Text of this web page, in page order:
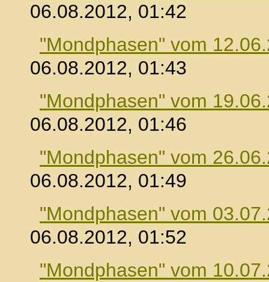
06.08.2012, 01:42
"Mondphasen" vom
06.08.2012, 01:43
"Mondphasen" vom
06.08.2012, 01:46
"Mondphasen" vom
06.08.2012, 01:49
"Mondphasen" vom
06.08.2012, 01:52
"Mondphasen" vom